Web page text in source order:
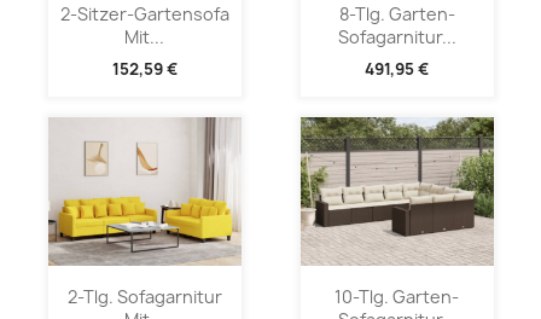
2-Sitzer-Gartensofa
Mit...
152,59 €
8-Tlg. Garten-
Sofagarnitur...
491,95 €
2-Tlg. Sofagarnitur
10-Tlg. Garten-